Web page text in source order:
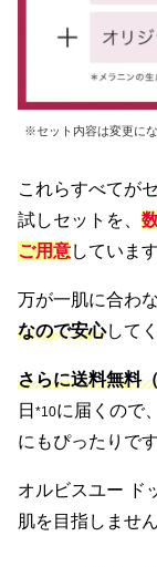
※セット内容は変更に
これらすべてが
試しセットを、
ご用意しています
万が一肌に合わ
なので安心して
さらに送料無料
日 *10に届くので
にもぴったりです
オルビスユー ド
肌を目指しませ